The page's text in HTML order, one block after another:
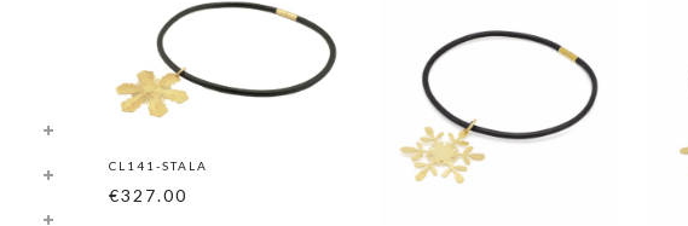
CL141-STALA
€327.00